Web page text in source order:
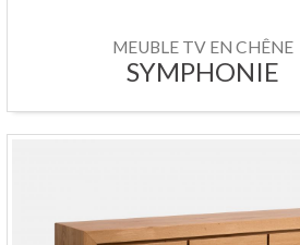
MEUBLE TV EN CHÊNE
SYMPHONIE